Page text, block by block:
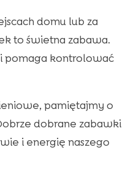
domu lub za
to świetna zabawa.
i pomaga kontrolować
pamiętajmy o
dobrane zabawki
i energię naszego